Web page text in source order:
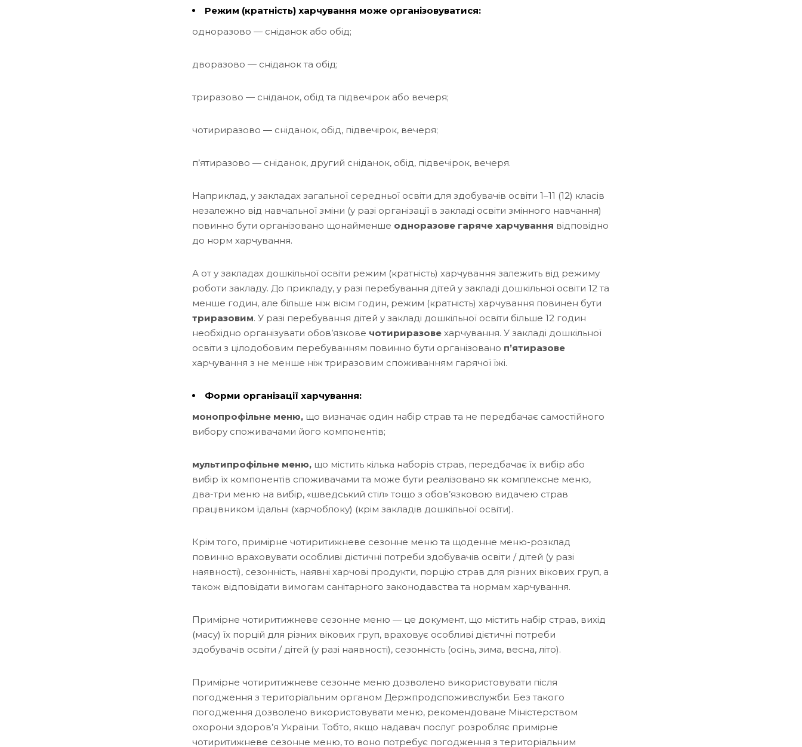
Режим (кратність) харчування може організовуватися:
одноразово — сніданок або обід;
дворазово — сніданок та обід;
триразово — сніданок, обід та підвечірок або вечеря;
чотириразово — сніданок, обід, підвечірок, вечеря;
п’ятиразово — сніданок, другий сніданок, обід, підвечірок, вечеря.
Наприклад, у закладах загальної середньої освіти для здобувачів освіти 1–11 (12) класів
незалежно від навчальної зміни (у разі організації в закладі освіти змінного навчання)
повинно бути організовано щонайменше одноразове гаряче харчування відповідно
до норм харчування.
А от у закладах дошкільної освіти режим (кратність) харчування залежить від режиму
роботи закладу. До прикладу, у разі перебування дітей у закладі дошкільної освіти 12 та
менше годин, але більше ніж вісім годин, режим (кратність) харчування повинен бути
триразовим. У разі перебування дітей у закладі дошкільної освіти більше 12 годин
необхідно організувати обов’язкове чотириразове харчування. У закладі дошкільної
освіти з цілодобовим перебуванням повинно бути організовано п’ятиразове
харчування з не менше ніж триразовим споживанням гарячої їжі.
Форми організації харчування:
монопрофільне меню, що визначає один набір страв та не передбачає самостійного
вибору споживачами його компонентів;
мультипрофільне меню, що містить кілька наборів страв, передбачає їх вибір або
вибір їх компонентів споживачами та може бути реалізовано як комплексне меню,
два-три меню на вибір, «шведський стіл» тощо з обов’язковою видачею страв
працівником їдальні (харчоблоку) (крім закладів дошкільної освіти).
Крім того, примірне чотиритижневе сезонне меню та щоденне меню-розклад
повинно враховувати особливі дієтичні потреби здобувачів освіти / дітей (у разі
наявності), сезонність, наявні харчові продукти, порцію страв для різних вікових груп, а
також відповідати вимогам санітарного законодавства та нормам харчування.
Примірне чотиритижневе сезонне меню — це документ, що містить набір страв, вихід
(масу) їх порцій для різних вікових груп, враховує особливі дієтичні потреби
здобувачів освіти / дітей (у разі наявності), сезонність (осінь, зима, весна, літо).
Примірне чотиритижневе сезонне меню дозволено використовувати після
погодження з територіальним органом Держпродспоживслужби. Без такого
погодження дозволено використовувати меню, рекомендоване Міністерством
охорони здоров’я України. Тобто, якщо надавач послуг розробляє примірне
чотиритижневе сезонне меню, то воно потребує погодження з територіальним